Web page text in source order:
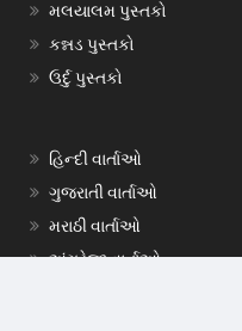
મલયાલમ પુસ્તકો
કન્નડ પુસ્તકો
ઉર્દુ પુસ્તકો
હિન્દી વાર્તાઓ
ગુજરાતી વાર્તાઓ
મરાઠી વાર્તાઓ
અંગ્રેજી વાર્તાઓ